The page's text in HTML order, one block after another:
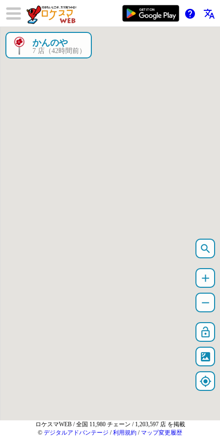
help translate
かんのや
7 店（42時間前）
search
add
remove
lock_open
satellite
my_location
ロケスマWEB / 全国 11,980 チェーン / 1,203,597 店 を掲載
© デジタルアドバンテージ /利用規約 / マップ変更履歴